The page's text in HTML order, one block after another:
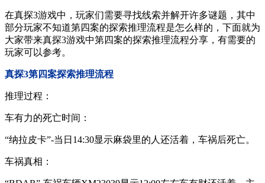
在真探3游戏中，玩家们需要寻找线索并解开许多谜题，其中
部分玩家不知道第四案的探索推理流程是怎么样的，下面就为
大家带来真探3游戏中第四案的探索推理流程分享，有需要的
玩家可以参考。
真探3第四案探索推理流程
推理过程：
车有力的死亡时间：
“纳拉皮卡”-当日14:30显示麻袋里的人还活着，车祸后死亡。
车祸真相：